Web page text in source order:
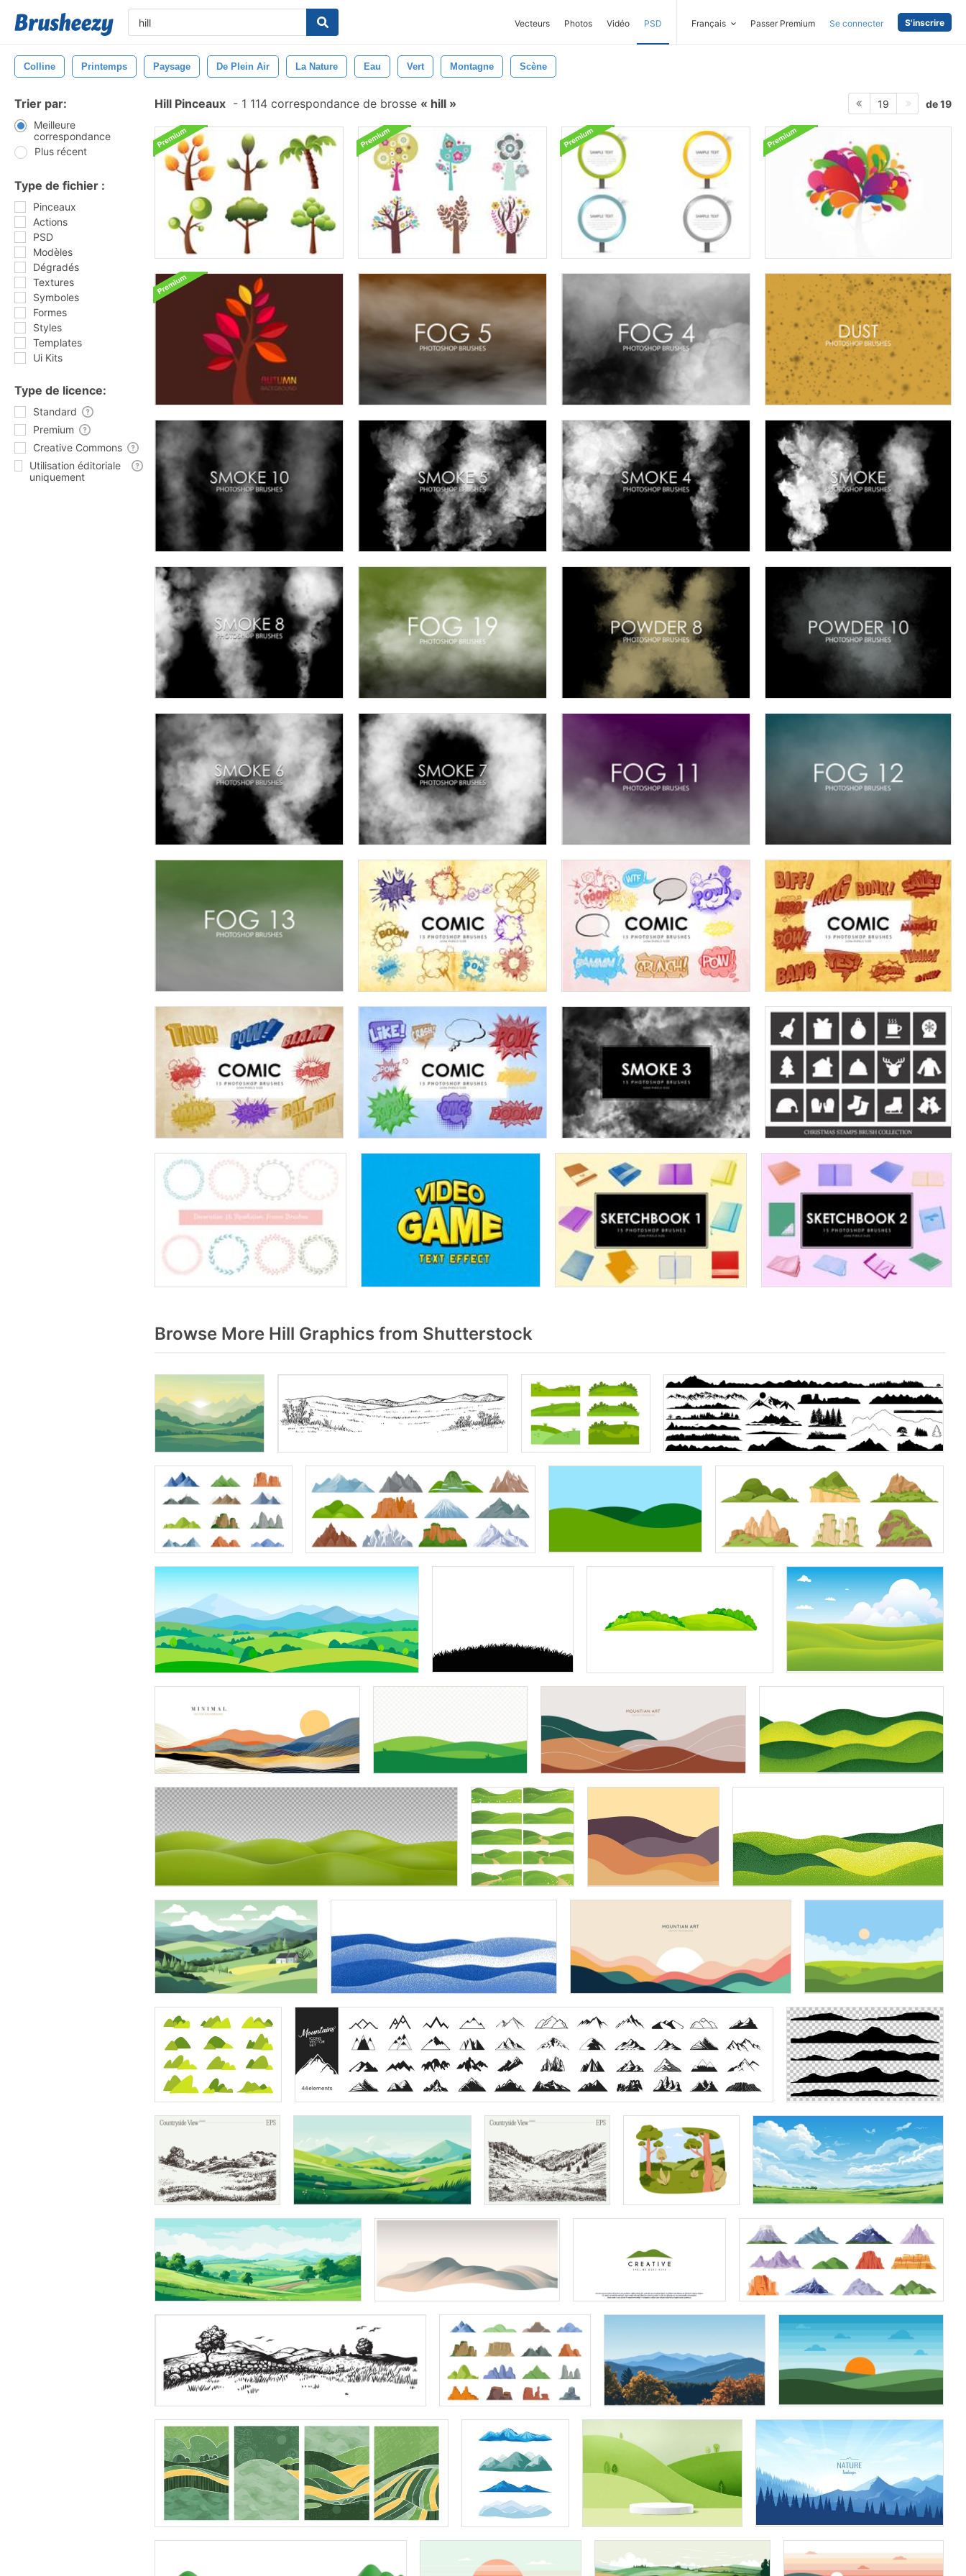
Vecteurs Photos Vidéo PSD Français Passer Premium Se connecter S'inscrire
Colline Printemps Paysage De Plein Air La Nature Eau Vert Montagne Scène
Trier par:
Meilleure
correspondance
Plus récent
Type de fichier :
Pinceaux
Actions
PSD
Modèles
Dégradés
Textures
Symboles
Formes
Styles
Templates
Ui Kits
Type de licence:
Standard
Premium
Creative Commons
Utilisation éditoriale
uniquement
Hill Pinceaux - 1 114 correspondance de brosse hill 19 de 19
Browse More Hill Graphics from Shutterstock